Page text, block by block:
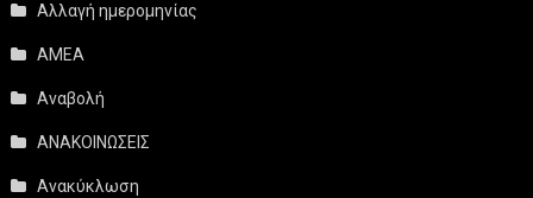
Αλλαγή ημερομηνίας
ΑΜΕΑ
Αναβολή
ΑΝΑΚΟΙΝΩΣΕΙΣ
Ανακύκλωση